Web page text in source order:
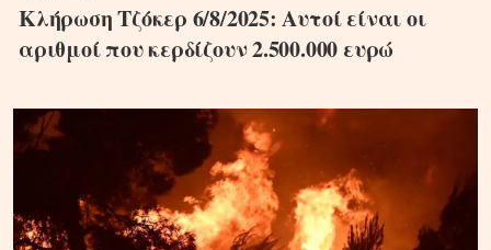
Κλήρωση Τζόκερ 6/8/2025: Αυτοί είναι οι
αριθμοί που κερδίζουν 2.500.000 ευρώ